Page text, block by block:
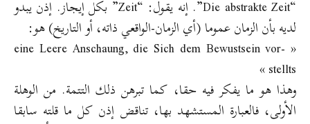
“Die abstrakte Zeit”. إنه يقول: “Zeit” بكل إيجاز. إذن يبدو
لديه بأن الزمان عموما (أي الزمان-الواقعي ذاته، أو التاريخ) هو:
« eine Leere Anschaung, die Sich dem Bewustsein vor-
stellts »
وهذا هو ما يفكر فيه حقا، كما تبرهن ذلك التتمة. من الوهلة
الأولى، فالعبارة المستشهد بها، تناقض إذن كل ما قلته سابقا